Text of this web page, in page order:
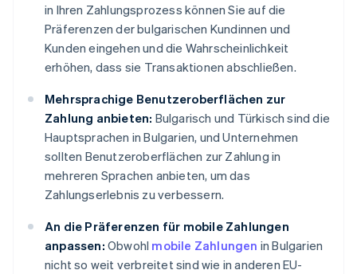
in Ihren Zahlungsprozess können Sie auf die
Präferenzen der bulgarischen Kundinnen und
Kunden eingehen und die Wahrscheinlichkeit
erhöhen, dass sie Transaktionen abschließen.
Mehrsprachige Benutzeroberflächen zur
Zahlung anbieten: Bulgarisch und Türkisch sind die
Hauptsprachen in Bulgarien, und Unternehmen
sollten Benutzeroberflächen zur Zahlung in
mehreren Sprachen anbieten, um das
Zahlungserlebnis zu verbessern.
An die Präferenzen für mobile Zahlungen
anpassen: Obwohl mobile Zahlungen in Bulgarien
nicht so weit verbreitet sind wie in anderen EU-